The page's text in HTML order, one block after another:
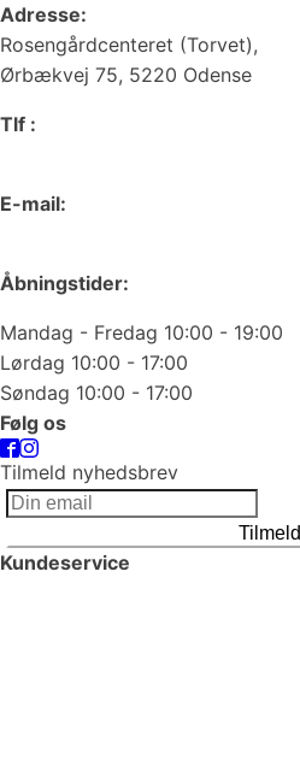
Adresse:
Rosengårdcenteret (Torvet),
Ørbækvej 75, 5220 Odense
Tlf :
E-mail:
Åbningstider:
Mandag - Fredag 10:00 - 19:00
Lørdag 10:00 - 17:00
Søndag 10:00 - 17:00
Følg os
Tilmeld nyhedsbrev
Tilmeld
Kundeservice